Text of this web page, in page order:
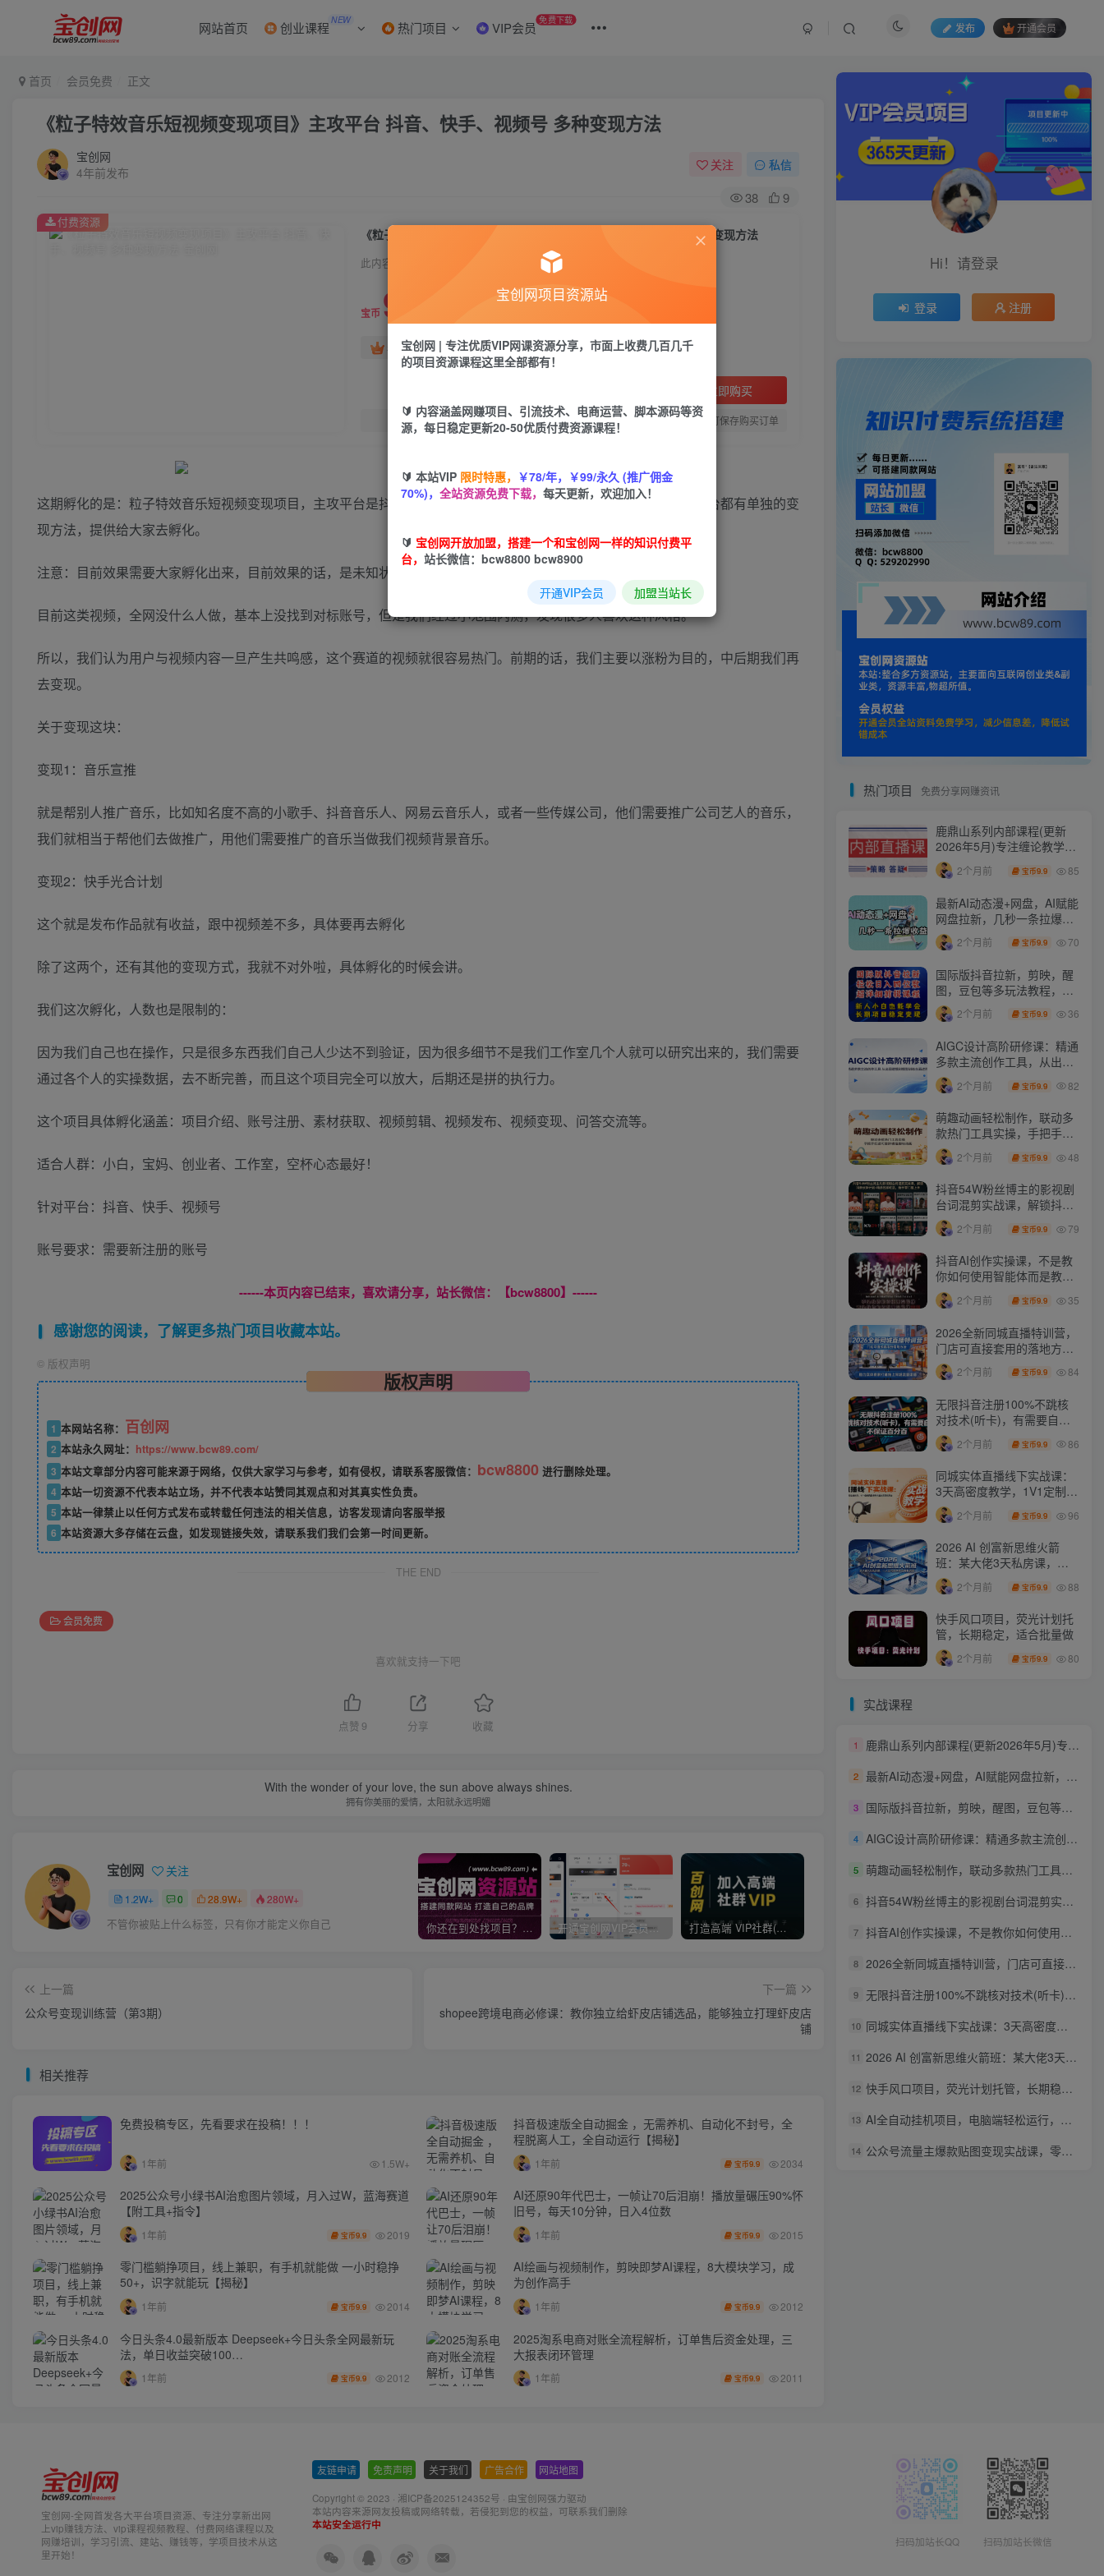
网站首页 创业课程 NEW 热门项目 VIP会员 免费下载
发布 开通会员
首页 会员免费 正文
《粒子特效音乐短视频变现项目》主攻平台 抖音、快手、视频号 多种变现方法
宝创网
4年前发布
关注 私信
38 9
《粒子特效音乐短视频变现项目》主攻平台 抖音、快手、视频号 多种变现方法
此内容为付费资源，请付费后查看
宝币 9.9
年卡会员免费 永久会员免费
立即购买
您当前未登录！建议登陆后购买，可保存购买订单
付费资源
这期孵化的是：粒子特效音乐短视频变现项目，主攻平台是抖音、快手、视频号、三个平台的短视频为主，且每个平台都有单独的变
现方法，提供给大家去孵化。
注意：目前效果需要大家孵化出来，目前效果的话，是未知状态！
目前这类视频，全网没什么人做，基本上没找到对标账号，但是我们经过小范围内测，发现很多人喜欢这种风格。
所以，我们认为用户与视频内容一旦产生共鸣感，这个赛道的视频就很容易热门。前期的话，我们主要以涨粉为目的，中后期我们再
去变现。
关于变现这块：
变现1：音乐宣推
就是帮别人推广音乐，比如知名度不高的小歌手、抖音音乐人、网易云音乐人，或者一些传媒公司，他们需要推广公司艺人的音乐，
我们就相当于帮他们去做推广，用他们需要推广的音乐当做我们视频背景音乐。
变现2：快手光合计划
这个就是发布作品就有收益，跟中视频差不多，具体要再去孵化
除了这两个，还有其他的变现方式，我就不对外啦，具体孵化的时候会讲。
我们这次孵化，人数也是限制的：
因为我们自己也在操作，只是很多东西我们自己人少达不到验证，因为很多细节不是我们工作室几个人就可以研究出来的，我们需要
通过各个人的实操数据，去不断完善，而且这个项目完全可以放大，后期还是拼的执行力。
这个项目具体孵化涵盖：项目介绍、账号注册、素材获取、视频剪辑、视频发布、视频变现、问答交流等。
适合人群：小白，宝妈、创业者、工作室，空杯心态最好！
针对平台：抖音、快手、视频号
账号要求：需要新注册的账号
------本页内容已结束，喜欢请分享，站长微信：【bcw8800】------
感谢您的阅读，了解更多热门项目收藏本站。
© 版权声明
版权声明
1 本网站名称： 百创网
2 本站永久网址： https://www.bcw89.com/
3 本站文章部分内容可能来源于网络，仅供大家学习与参考，如有侵权，请联系客服微信： bcw8800 进行删除处理。
4 本站一切资源不代表本站立场，并不代表本站赞同其观点和对其真实性负责。
5 本站一律禁止以任何方式发布或转载任何违法的相关信息，访客发现请向客服举报
6 本站资源大多存储在云盘，如发现链接失效，请联系我们我们会第一时间更新。
THE END
会员免费
喜欢就支持一下吧
点赞 9 分享 收藏
With the wonder of your love, the sun above always shines.
拥有你美丽的爱情，太阳就永远明媚
宝创网 关注
1.2W+ 0 28.9W+ 280W+
不管你被贴上什么标签，只有你才能定义你自己 你还在到处找项目？还在当韭菜？我靠卖项目一个月收入5万+，曾经我也是个失败者。 开通宝创网VIP会员，尊享全站资源免费下载，享70%的推广提成！！【限时五折优惠】 打造高端 VIP社群(社群仅对网站用户开放) 最新无水印课程资源 长期更新 免费投稿专区，先看要求在投稿！！！
上一篇
公众号变现训练营（第3期）
下一篇
shopee跨境电商必修课：教你独立给虾皮店铺选品，能够独立打理虾皮店
铺
相关推荐
免费投稿专区，先看要求在投稿！！！
1年前 1.5W+
抖音极速版全自动掘金 ，无需养机、自动化不封号，全
程脱离人工，全自动运行【揭秘】
1年前 宝币9.9 2034
2025公众号小绿书AI治愈图片领域，月入过W，蓝海赛道
【附工具+指令】
1年前 宝币9.9 2019
AI还原90年代巴士，一帧让70后泪崩！播放量碾压90%怀
旧号，每天10分钟，日入4位数
1年前 宝币9.9 2015
零门槛躺挣项目，线上兼职，有手机就能做 一小时稳挣
50+，识字就能玩【揭秘】
1年前 宝币9.9 2014
AI绘画与视频制作，剪映即梦AI课程，8大模块学习，成
为创作高手
1年前 宝币9.9 2012
今日头条4.0最新版本 Deepseek+今日头条全网最新玩
法，单日收益突破100…
1年前 宝币9.9 2012
2025淘系电商对账全流程解析，订单售后资金处理，三
大报表闭环管理
1年前 宝币9.9 2011
Hi！请登录
登录 注册
热门项目 免费分享网赚资讯
鹿鼎山系列内部课程(更新
2026年5月)专注缠论教学，
行情分析、学习答疑、机会
提示、实操讲解
2个月前 宝币9.9 85
最新AI动态漫+网盘，AI赋能
网盘拉新，几秒一条拉爆收
益
2个月前 宝币9.9 70
国际版抖音拉新，剪映，醒
图，豆包等多玩法教程，长
期可做的项目，轻松日入四
位数，深度揭秘玩法，干就
2个月前 宝币9.9 36
AIGC设计高阶研修课：精通
多款主流创作工具，从出图
建模到模型训练全面进阶
2个月前 宝币9.9 82
萌趣动画轻松制作，联动多
款热门工具实操，手把手打
造可爱胖橘猫趣味动画
2个月前 宝币9.9 48
抖音54W粉丝博主的影视剧
台词混剪实战课，解锁抖音
伙伴计划+精选独家收益，
新手零门槛上手
2个月前 宝币9.9 79
抖音AI创作实操课，不是教
你如何使用智能体而是教你
如何利用智能体变现(更新5
月) 2个月前 宝币9.9 35
2026全新同城直播特训营，
门店可直接套用的落地方
法，助力实体商家打通线上
同城流量渠道
2个月前 宝币9.9 84
无限抖音注册100%不跳核
对技术(听卡)，有需要自
测，不保证百分百
2个月前 宝币9.9 86
同城实体直播线下实战课：
3天高密度教学，1V1定制货
盘话术快速实现同城爆店
2个月前 宝币9.9 96
2026 AI 创富新思维火箭
班：某大佬3天私房课，一
人公司实体获客商机洞察
2个月前 宝币9.9 88
快手风口项目，荧光计划托
管，长期稳定，适合批量做
2个月前 宝币9.9 80
实战课程
1 鹿鼎山系列内部课程(更新2026年5月)专注缠论教学，行情分析、学习答疑、机会提示、实操讲解
2 最新AI动态漫+网盘，AI赋能网盘拉新，几秒一条拉爆收益
3 国际版抖音拉新，剪映，醒图，豆包等多玩法教程，长期可做的项目，轻松日入四位数，深度揭秘玩法，干就完了
4 AIGC设计高阶研修课：精通多款主流创作工具，从出图建模到模型训练全面进阶
5 萌趣动画轻松制作，联动多款热门工具实操，手把手打造可爱胖橘猫趣味动画
6 抖音54W粉丝博主的影视剧台词混剪实战课，解锁抖音伙伴计划+精选独家收益，新手零门槛上手
7 抖音AI创作实操课，不是教你如何使用智能体而是教你如何利用智能体变现(更新5月)
8 2026全新同城直播特训营，门店可直接套用的落地方法，助力实体商家打通线上同城流量渠道
9 无限抖音注册100%不跳核对技术(听卡)，有需要自测，不保证百分百
10 同城实体直播线下实战课：3天高密度教学，1V1定制货盘话术快速实现同城爆店
11 2026 AI 创富新思维火箭班：某大佬3天私房课，一人公司实体获客商机洞察
12 快手风口项目，荧光计划托管，长期稳定，适合批量做
13 AI全自动挂机项目，电脑端轻松运行，稳定日入500+，零门槛上手
14 公众号流量主爆款贴图变现实战课，零基础AI一键出图，轻松日入100+稳定收益
宝创网-全网首发各大平台项目资源、专注分享新出网
上vip赚钱方法、vip课程视频教程、付费网络课程以及
网赚培训，学习引流、建站、赚钱等，学项目技术从这
里开始！
友链申请 免责声明 关于我们 广告合作 网站地图
Copyright © 2023 · 湘ICP备2025124352号 · 由宝创网强力驱动
本站内容来源网友投稿或网络转载，若侵犯到您的权益，可联系我们删除
本站安全运行中
扫码加站长QQ 扫码加站长微信
宝创网项目资源站
宝创网 | 专注优质VIP网课资源分享，市面上收费几百几千
的项目资源课程这里全部都有！
🔰 内容涵盖网赚项目、引流技术、电商运营、脚本源码等资
源，每日稳定更新20-50优质付费资源课程！
🔰 本站VIP 限时特惠， ￥78/年，￥99/永久 (推广佣金
70%)， 全站资源免费下载， 每天更新，欢迎加入！
🔰 宝创网开放加盟，搭建一个和宝创网一样的知识付费平
台， 站长微信：bcw8800 bcw8900
开通VIP会员 加盟当站长